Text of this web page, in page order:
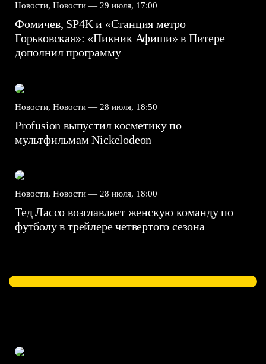
Новости, Новости — 29 июля, 17:00
Фомичев, SP4K и «Станция метро
Горьковская»: «Пикник Афиши» в Питере
дополнил программу
Новости, Новости — 28 июля, 18:50
Profusion выпустил косметику по
мультфильмам Nickelodeon
Новости, Новости — 28 июля, 18:00
Тед Лассо возглавляет женскую команду по
футболу в трейлере четвертого сезона